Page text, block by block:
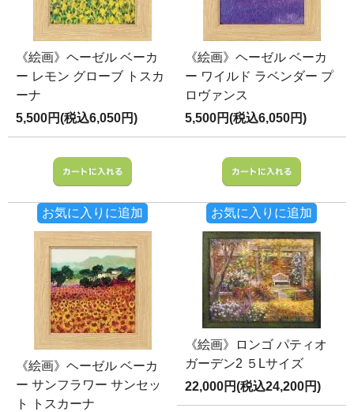
《絵画》ヘーゼル ベーカ
ー レモン グローブ トスカ
ーナ
5,500円(税込6,050円)
お気に入りに追加
《絵画》ヘーゼル ベーカ
ー ワイルド ラベンダー プ
ロヴァンス
5,500円(税込6,050円)
お気に入りに追加
《絵画》ヘーゼル ベーカ
ー サンフラワー サンセッ
ト トスカーナ
《絵画》ロンゴ パティオ
ガーデン2 ５Lサイズ
22,000円(税込24,200円)